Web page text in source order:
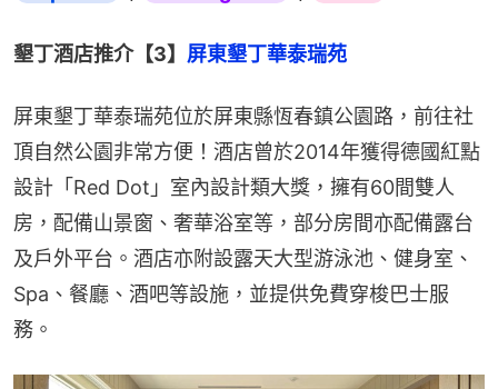
墾丁酒店推介【3】 屏東墾丁華泰瑞苑
屏東墾丁華泰瑞苑位於屏東縣恆春鎮公園路，前往社
頂自然公園非常方便！酒店曾於2014年獲得德國紅點
設計「Red Dot」室內設計類大獎，擁有60間雙人
房，配備山景窗、奢華浴室等，部分房間亦配備露台
及戶外平台。酒店亦附設露天大型游泳池、健身室、
Spa、餐廳、酒吧等設施，並提供免費穿梭巴士服
務。